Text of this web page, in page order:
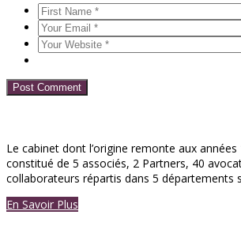
Le cabinet dont l’origine remonte aux années
constitué de 5 associés, 2 Partners, 40
collaborateurs répartis dans 5 départements
En Savoir Plus